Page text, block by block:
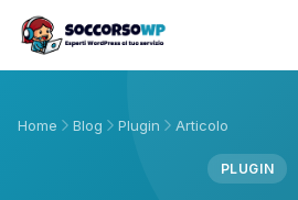
Home Blog Plugin Articolo
PLUGIN